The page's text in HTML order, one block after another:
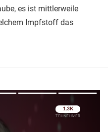
es ist mittlerweile
Impfstoff das
Überspringen